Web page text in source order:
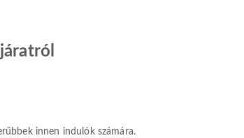
innen indulók számára.